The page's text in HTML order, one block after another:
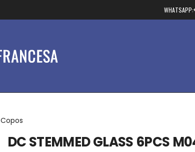
WHATSAPP:
Copos
DC STEMMED GLASS 6PCS